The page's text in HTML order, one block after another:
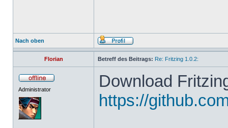
Nach oben
Florian Betreff des Beitrags: Re: Fritzing 1.0.2:
Administrator
Download
https://